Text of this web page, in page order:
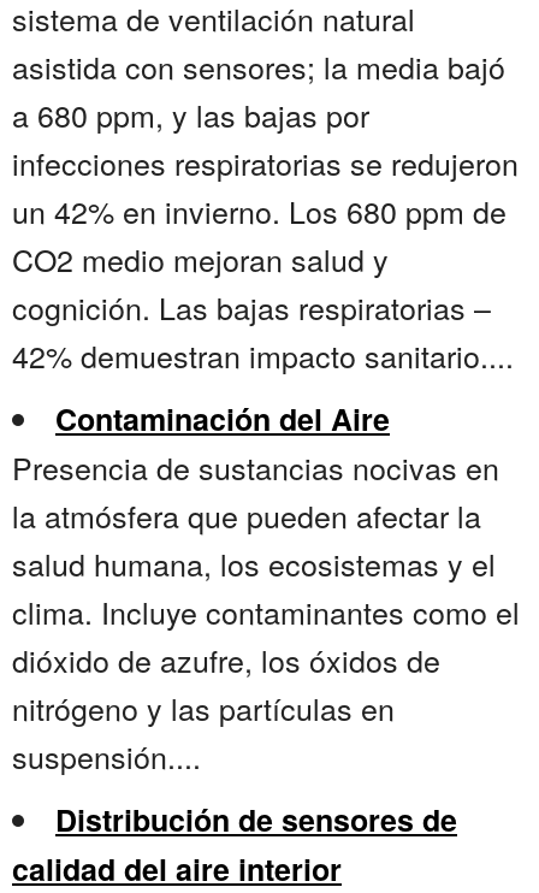
sistema de ventilación natural
asistida con sensores; la media bajó
a 680 ppm, y las bajas por
infecciones respiratorias se redujeron
un 42% en invierno. Los 680 ppm de
CO2 medio mejoran salud y
cognición. Las bajas respiratorias –
42% demuestran impacto sanitario....
Contaminación del Aire
Presencia de sustancias nocivas en
la atmósfera que pueden afectar la
salud humana, los ecosistemas y el
clima. Incluye contaminantes como el
dióxido de azufre, los óxidos de
nitrógeno y las partículas en
suspensión....
Distribución de sensores de
calidad del aire interior